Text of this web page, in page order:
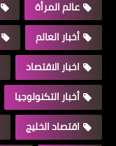
عالم المرأة
أخبار العالم
اخبار الاقتصاد
أخبار التكنولوجيا
اقتصاد الخليج